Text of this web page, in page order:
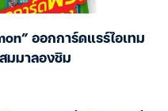
ออกการ์ดแรร์ไอเทม
มมาลองชิม